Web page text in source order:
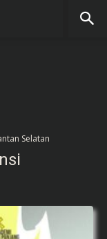
Selatan